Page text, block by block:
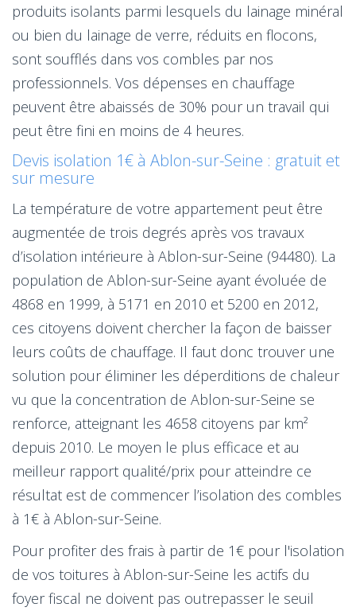
produits isolants parmi lesquels du lainage minéral
ou bien du lainage de verre, réduits en flocons,
sont soufflés dans vos combles par nos
professionnels. Vos dépenses en chauffage
peuvent être abaissés de 30% pour un travail qui
peut être fini en moins de 4 heures.
Devis isolation 1€ à Ablon-sur-Seine : gratuit et
sur mesure
La température de votre appartement peut être
augmentée de trois degrés après vos travaux
d’isolation intérieure à Ablon-sur-Seine (94480). La
population de Ablon-sur-Seine ayant évoluée de
4868 en 1999, à 5171 en 2010 et 5200 en 2012,
ces citoyens doivent chercher la façon de baisser
leurs coûts de chauffage. Il faut donc trouver une
solution pour éliminer les déperditions de chaleur
vu que la concentration de Ablon-sur-Seine se
renforce, atteignant les 4658 citoyens par km²
depuis 2010. Le moyen le plus efficace et au
meilleur rapport qualité/prix pour atteindre ce
résultat est de commencer l’isolation des combles
à 1€ à Ablon-sur-Seine.
Pour profiter des frais à partir de 1€ pour l'isolation
de vos toitures à Ablon-sur-Seine les actifs du
foyer fiscal ne doivent pas outrepasser le seuil